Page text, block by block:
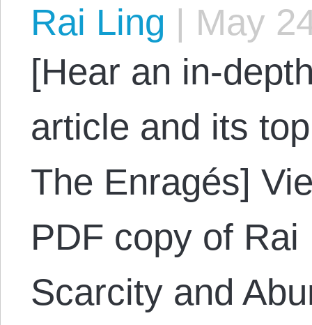
Rai Ling | May
[Hear an in-
article and its
The Enragés]
PDF copy of Rai
Scarcity and